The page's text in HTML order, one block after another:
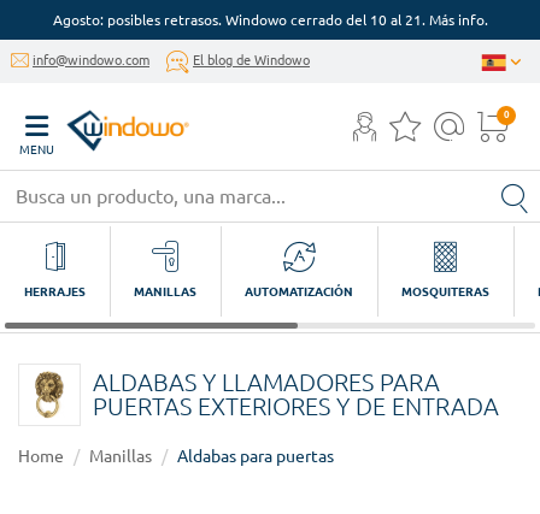
Agosto: posibles retrasos. Windowo cerrado del 10 al 21. Más info.
info@windowo.com El blog de Windowo
MENU
0
HERRAJES MANILLAS AUTOMATIZACIÓN MOSQUITERAS
ALDABAS Y LLAMADORES PARA
PUERTAS EXTERIORES Y DE ENTRADA
Home Manillas Aldabas para puertas